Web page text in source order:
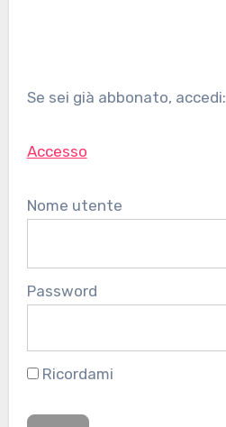
Se sei già abbonato, accedi:
Accesso
Nome utente
Password
Ricordami